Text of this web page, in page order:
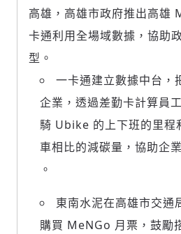
高雄，高雄市政府推出高雄
卡通利用全場域數據，協助
型。
一卡通建立數據中台，
企業，透過差勤卡計算員
騎 Ubike 的上下班的里程
車相比的減碳量，協助企
。
東南水泥在高雄市交通
購買 MeNGo 月票，鼓勵